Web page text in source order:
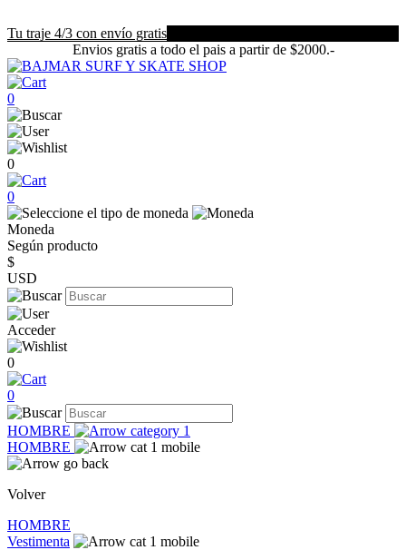
Tu traje 4/3 con envío gratis
Envios gratis a todo el pais a partir de $2000.-
0
0
0
Moneda
Según producto
$
USD
Acceder
0
0
HOMBRE
HOMBRE
Volver
HOMBRE
Vestimenta